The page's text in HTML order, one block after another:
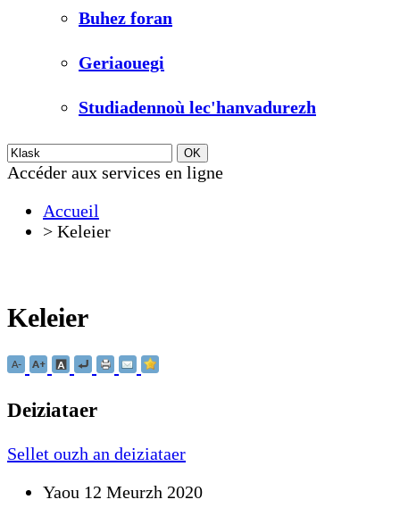
Buhez foran
Geriaouegi
Studiadennoù lec'hanvadurezh
Accéder aux services en ligne
Accueil
> Keleier
Keleier
Deiziataer
Sellet ouzh an deiziataer
Yaou 12 Meurzh 2020